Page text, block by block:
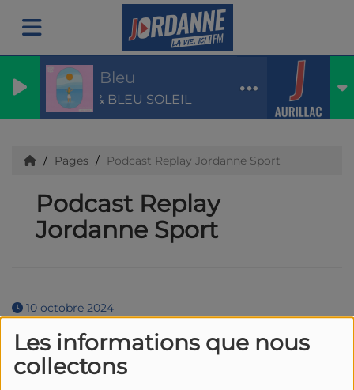
Les informations que nous
collectons
Soleil Bleu
LUIZA & BLEU SOLEIL
Pages Podcast Replay Jordanne Sport
Podcast Replay
Jordanne Sport
10 octobre 2024